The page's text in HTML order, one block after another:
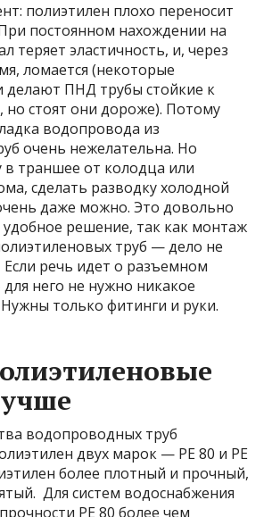
полиэтилен плохо переносит
постоянном нахождении на
теряет эластичность, и, через
ломается (некоторые
делают ПНД трубы стойкие к
но стоят они дороже). Потому
водопровода из
очень нежелательна. Но
в траншее от колодца или
сделать разводку холодной
даже можно. Это довольно
решение, так как монтаж
труб — дело не
речь идет о разъемном
него не нужно никакое
только фитинги и руки.
водопроводных труб
двух марок — РЕ 80 и РЕ
более плотный и прочный,
Для систем водоснабжения
PE 80 более чем